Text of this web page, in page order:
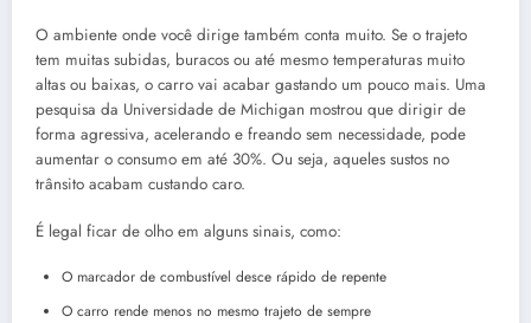
O ambiente onde você dirige também conta muito. Se o trajeto
tem muitas subidas, buracos ou até mesmo temperaturas muito
altas ou baixas, o carro vai acabar gastando um pouco mais. Uma
pesquisa da Universidade de Michigan mostrou que dirigir de
forma agressiva, acelerando e freando sem necessidade, pode
aumentar o consumo em até 30%. Ou seja, aqueles sustos no
trânsito acabam custando caro.
É legal ficar de olho em alguns sinais, como:
O marcador de combustível desce rápido de repente
O carro rende menos no mesmo trajeto de sempre